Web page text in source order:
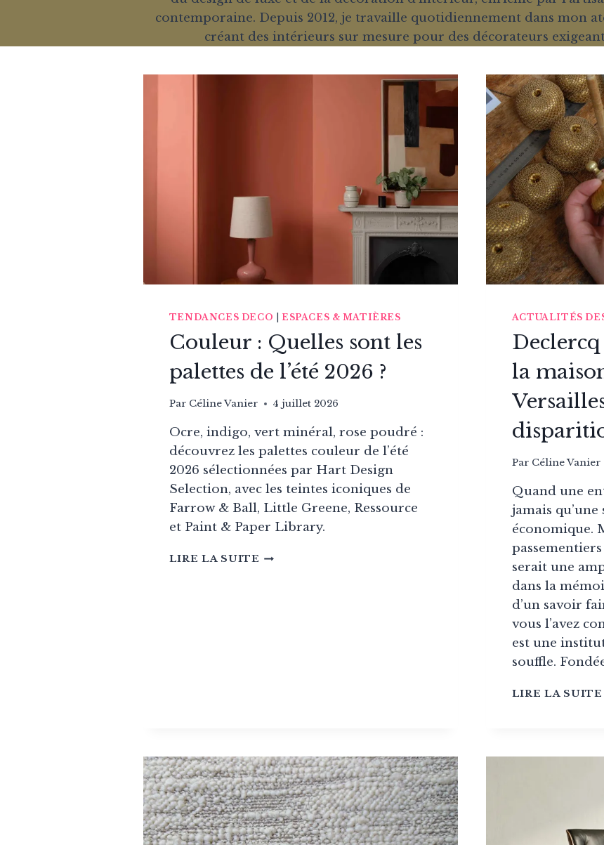
contemporaine. Depuis 2012, je travaille quotidiennement dans mon
créant des intérieurs sur mesure pour des décorateurs
TENDANCES DECO ESPACES & MATIÈRES
Couleur : Quelles sont les
palettes de l’été 2026 ?
Par Céline Vanier 4 juillet 2026
Ocre, indigo, vert minéral, rose poudré :
découvrez les palettes couleur de l’été
2026 sélectionnées par Hart Design
Selection, avec les teintes iconiques de
Farrow & Ball, Little Greene, Ressource
et Paint & Paper Library.
LIRE LA SUITE COULEUR
ACTUALITÉS
Declercq
la
Par Céline Vanier
Quand une
jamais
économique.
serait une
dans la
d’un savoir
vous l’avez
est une
souffle.
LIRE LA SUITE